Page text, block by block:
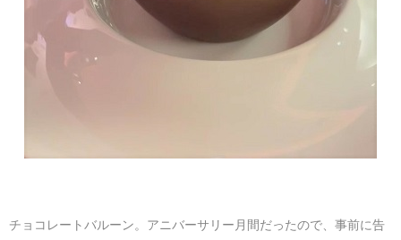
チョコレートバルーン。アニバーサリー月間だったので、事前に告